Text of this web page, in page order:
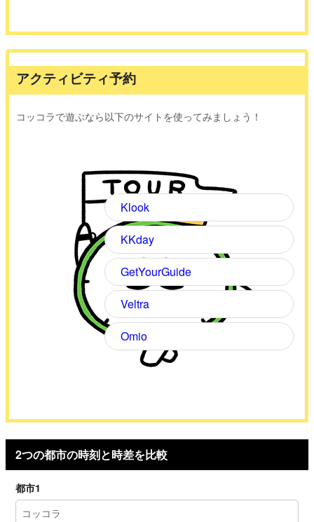
アクティビティ予約
コッコラで遊ぶなら以下のサイトを使ってみましょう！
Klook
KKday
GetYourGuide
Veltra
Omio
2つの都市の時刻と時差を比較
都市1